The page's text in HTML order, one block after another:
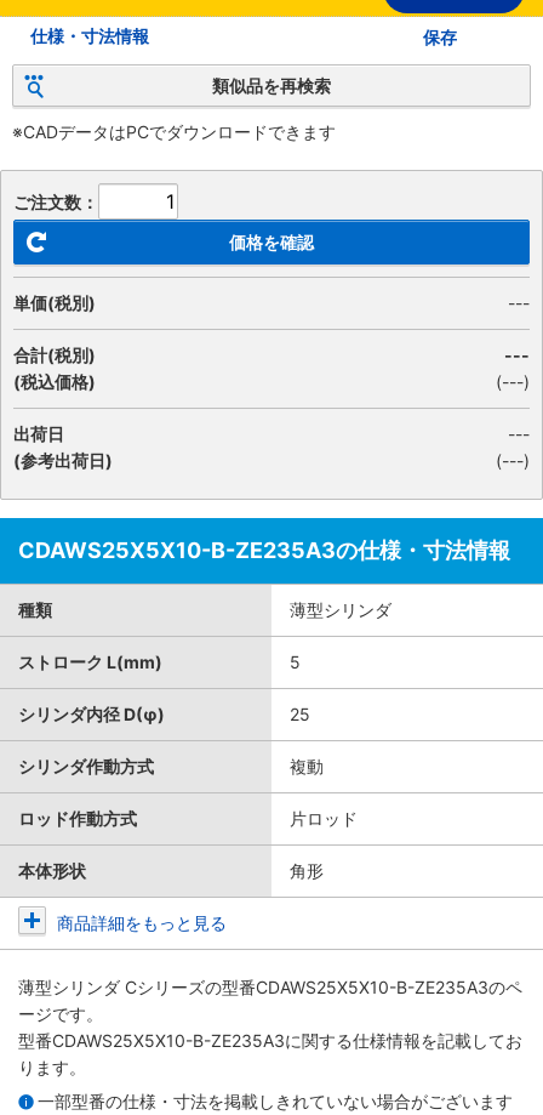
仕様・寸法情報 保存
類似品を再検索
※CADデータはPCでダウンロードできます
ご注文数：
価格を確認
単価(税別) ---
合計(税別)
(税込価格)
---
(---)
出荷日
(参考出荷日)
---
(---)
CDAWS25X5X10-B-ZE235A3の仕様・寸法情報
種類 薄型シリンダ
ストローク L(mm) 5
シリンダ内径 D(φ) 25
シリンダ作動方式 複動
ロッド作動方式 片ロッド
本体形状 角形
商品詳細をもっと見る
薄型シリンダ Cシリーズの型番CDAWS25X5X10-B-ZE235A3のペ
ージです。
型番CDAWS25X5X10-B-ZE235A3に関する仕様情報を記載してお
ります。
一部型番の仕様・寸法を掲載しきれていない場合がございます